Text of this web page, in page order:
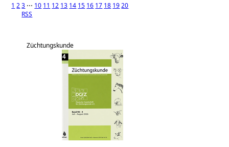
1 23 ⋅⋅⋅ 10 11 12 13 14 15 16 17 18 1920
RSS
Züchtungskunde